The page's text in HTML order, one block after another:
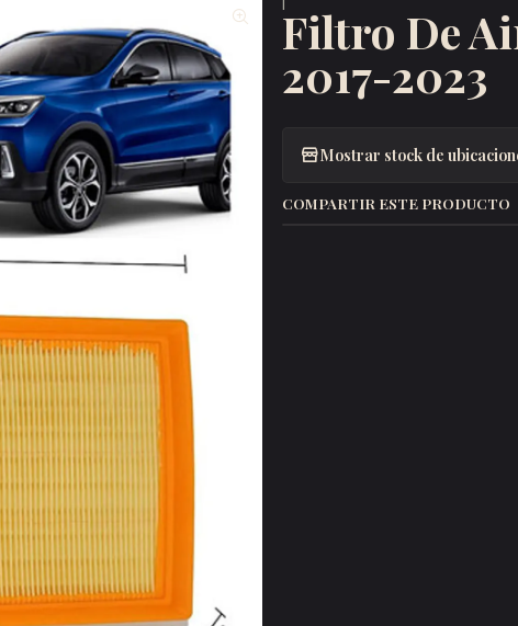
Filtro De
2017-2023
Mostrar stock de
COMPARTIR ESTE PRODUCTO